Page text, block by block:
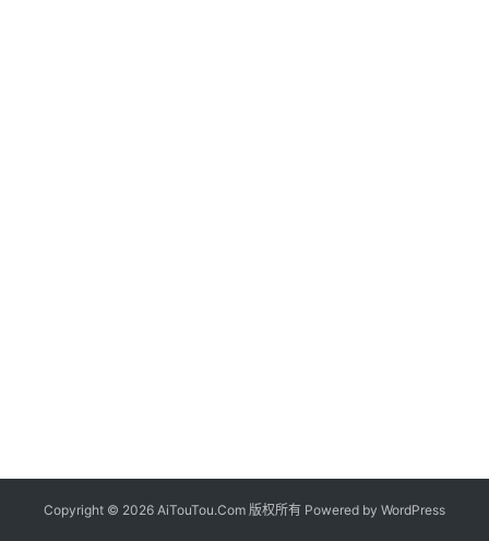
Copyright © 2026 AiTouTou.Com 版权所有 Powered by WordPress